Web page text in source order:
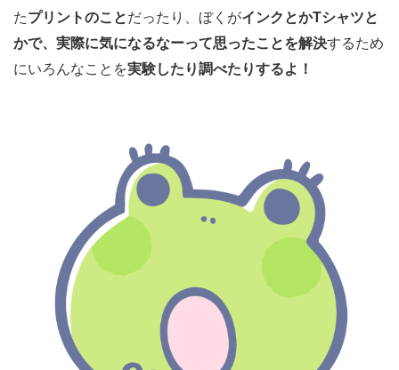
たプリントのことだったり、ぼくがインクとかTシャツと
かで、実際に気になるなーって思ったことを解決するため
にいろんなことを実験したり調べたりするよ！